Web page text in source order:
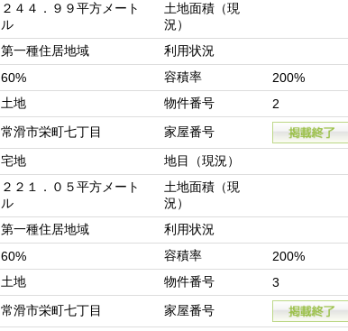
２４４．９９平方メート
ル
土地面積（現
況）
第一種住居地域
利用状況
60% 容積率
200%
土地 物件番号
2
常滑市栄町七丁目
家屋番号
宅地
地目（現況）
２２１．０５平方メート
ル
土地面積（現
況）
第一種住居地域
利用状況
60% 容積率
200%
土地 物件番号
3
常滑市栄町七丁目
家屋番号